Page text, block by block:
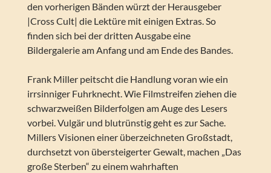
den vorherigen Bänden würzt der Herausgeber
|Cross Cult| die Lektüre mit einigen Extras. So
finden sich bei der dritten Ausgabe eine
Bildergalerie am Anfang und am Ende des Bandes.
Frank Miller peitscht die Handlung voran wie ein
irrsinniger Fuhrknecht. Wie Filmstreifen ziehen die
schwarzweißen Bilderfolgen am Auge des Lesers
vorbei. Vulgär und blutrünstig geht es zur Sache.
Millers Visionen einer überzeichneten Großstadt,
durchsetzt von übersteigerter Gewalt, machen „Das
große Sterben“ zu einem wahrhaften